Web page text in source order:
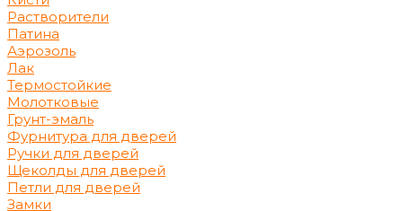
Растворители
Патина
Аэрозоль
Лак
Термостойкие
Молотковые
Грунт-эмаль
Фурнитура для дверей
Ручки для дверей
Щеколды для дверей
Петли для дверей
Замки